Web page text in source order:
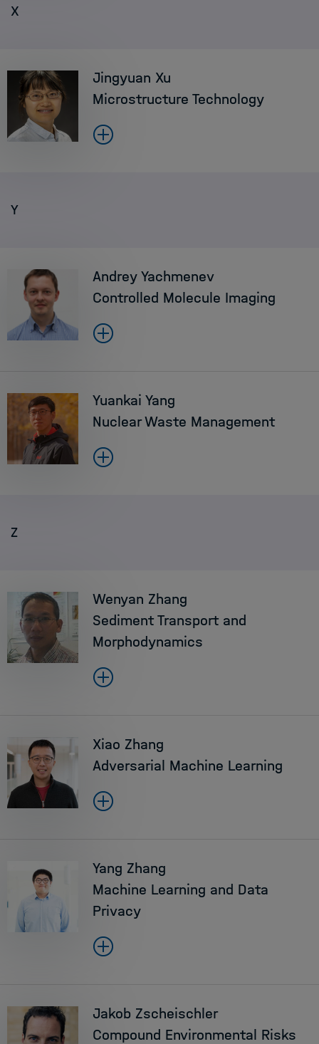
X
Jingyuan Xu
Microstructure Technology
Y
Andrey Yachmenev
Controlled Molecule Imaging
Yuankai Yang
Nuclear Waste Management
Z
Wenyan Zhang
Sediment Transport and
Morphodynamics
Xiao Zhang
Adversarial Machine Learning
Yang Zhang
Machine Learning and Data
Privacy
Jakob Zscheischler
Compound Environmental Risks